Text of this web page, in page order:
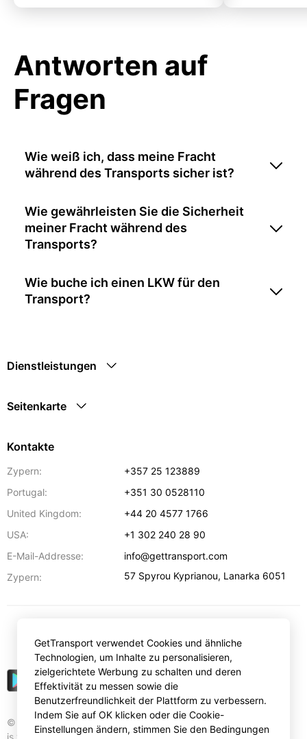
Antworten auf
Fragen
Wie weiß ich, dass meine Fracht
während des Transports sicher ist?
Wie gewährleisten Sie die Sicherheit
meiner Fracht während des
Transports?
Wie buche ich einen LKW für den
Transport?
Dienstleistungen
Seitenkarte
Kontakte
Zypern:
+357 25 123889
Portugal:
+351 30 0528110
United Kingdom:
+44 20 4577 1766
USA:
+1 302 240 28 90
E-Mail-Addresse:
info@gettransport.com
Zypern:
57 Spyrou Kyprianou, Lanarka 6051
© Gettransport International Limited. GetTransport®
is trademark of Gettransport International Limited.
EURGetTransport verwendet Cookies und ähnliche
Technologien, um Inhalte zu personalisieren,
zielgerichtete Werbung zu schalten und deren
Effektivität zu messen sowie die
Benutzerfreundlichkeit der Plattform zu verbessern.
Indem Sie auf OK klicken oder die Cookie-
Einstellungen ändern, stimmen Sie den Bedingungen